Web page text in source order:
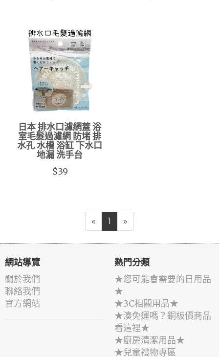
日本 排水口濾網蓋 浴
室毛髮過濾網 防堵 排
水孔 水槽 浴缸 下水口
地漏 洗手台
$39
« 1 »
網站導覽
關於我們
聯絡我們
官方網站
熱門分類
★您可能會需要的日用品
★
★3C相關用品★
★湊免運嗎？銅板價商品
看這裡★
★廚房清潔用品★
★兒童禮物專區